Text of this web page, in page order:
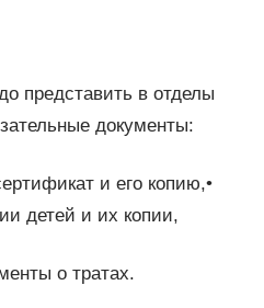
представить в отделы
документы:
и его копию,•
детей и их копии,
о тратах.